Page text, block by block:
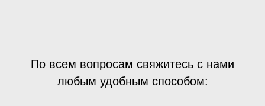
По всем вопросам свяжитесь с нами
любым удобным способом: